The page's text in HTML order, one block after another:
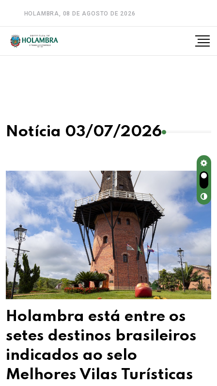
HOLAMBRA, 08 DE AGOSTO DE 2026
Notícia 03/07/2026
Holambra está entre os
setes destinos brasileiros
indicados ao selo
Melhores Vilas Turísticas